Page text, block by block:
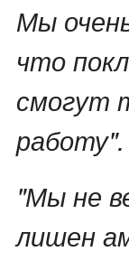
Мы
что
смогут
работу".
"Мы не
лишен